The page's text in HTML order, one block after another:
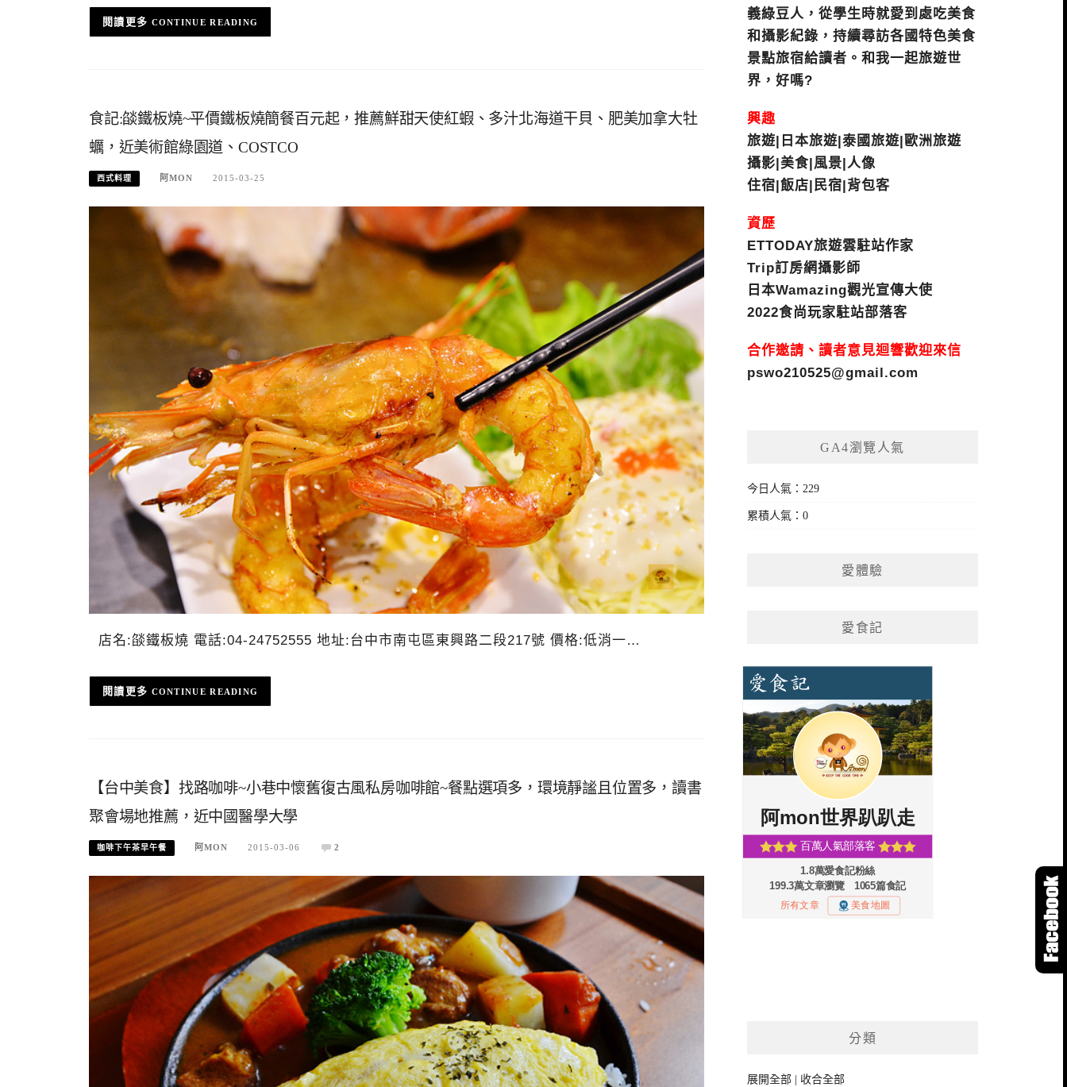
CONTINUE READING
食記:燄鐵板燒~平價鐵板燒簡餐百元起，推薦鮮甜天使紅蝦、多汁北海道干貝、肥美加拿大牡
蠣，近美術館綠園道、COSTCO
西式料理 阿MON 2015-03-25
店名:燄鐵板燒 電話:04-24752555 地址:台中市南屯區東興路二段217號 價格:低消一…
CONTINUE READING
【台中美食】找路咖啡~小巷中懷舊復古風私房咖啡館~餐點選項多，環境靜謐且位置多，讀書
聚會場地推薦，近中國醫學大學
咖啡下午茶早午餐 阿MON 2015-03-06 2
義綠豆人，從學生時就愛到處吃美食
和攝影紀錄，持續尋訪各國特色美食
景點旅宿給讀者。和我一起旅遊世
界，好嗎?
興趣
旅遊|日本旅遊|泰國旅遊|歐洲旅遊
攝影|美食|風景|人像
住宿|飯店|民宿|背包客
資歷
ETTODAY旅遊雲駐站作家
Trip訂房網攝影師
日本Wamazing觀光宣傳大使
2022食尚玩家駐站部落客
合作邀請、讀者意見迴響歡迎來信
pswo210525@gmail.com
GA4瀏覽人氣
今日人氣：229
累積人氣：0
愛體驗
愛食記
分類
展開全部
收合全部